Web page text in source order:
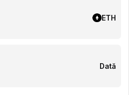
ETH
Dată